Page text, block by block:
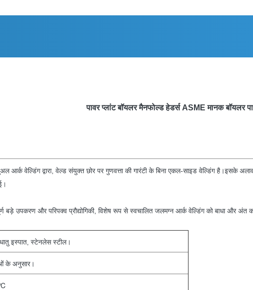
पावर प्लांट बॉयलर मैनफोल्ड हेडर्स ASME मानक बॉयलर
आर्क वेल्डिंग द्वारा, वेल्ड संयुक्त छोर पर गुणवत्ता की गारंटी के बिना एकल-साइड वेल्डिंग है।इसके
उपकरण और परिपक्व प्रौद्योगिकी, विशेष रूप से स्वचालित जलमग्न आर्क वेल्डिंग को बाधा और अंत
धातु इस्पात, स्टेनलेस स्टील।
के अनुसार।